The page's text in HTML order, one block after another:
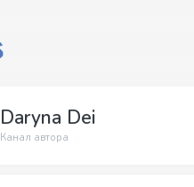
Daryna Dei
Канал автора